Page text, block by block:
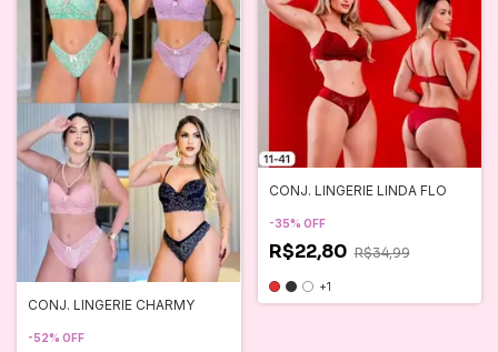
CONJ. LINGERIE CHARMY
-52% OFF
CONJ. LINGERIE LINDA FLO
-35% OFF
R$22,80 R$34,99
+1